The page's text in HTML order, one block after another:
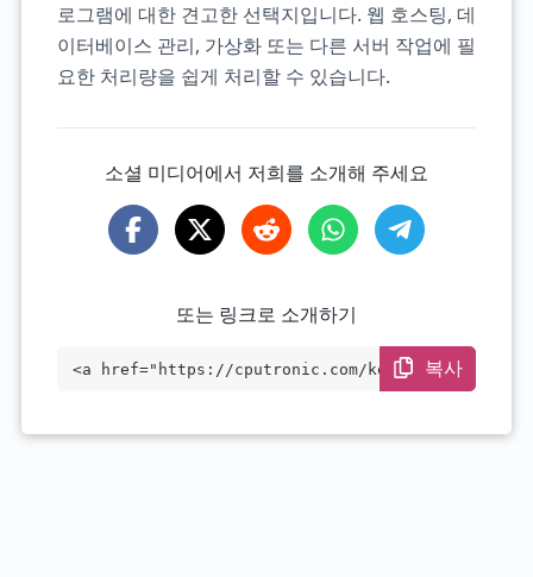
로그램에 대한 견고한 선택지입니다. 웹 호스팅, 데
이터베이스 관리, 가상화 또는 다른 서버 작업에 필
요한 처리량을 쉽게 처리할 수 있습니다.
소셜 미디어에서 저희를 소개해 주세요
또는 링크로 소개하기
<a href="https://cputronic.com/ko/cpu/in
복사